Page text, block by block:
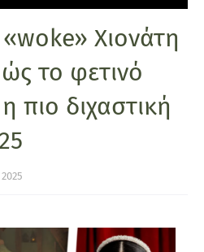
Χιονάτη
το φετινό
πιο διχαστική